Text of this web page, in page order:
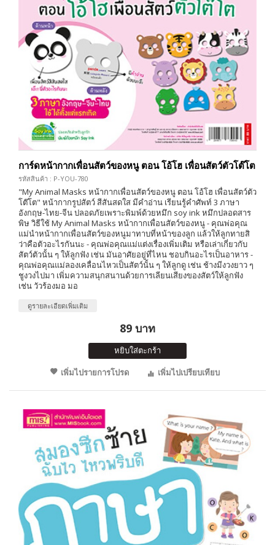
การ์ดหน้ากากเพื่อนสัตว์ของหนู ตอน โอ้โฮ เพื่อนสัตว์ตัวโต๊โต
รหัสสินค้า : P-YOU-780
"My Animal Masks หน้ากากเพื่อนสัตว์ของหนู ตอน โอ้โฮ เพื่อนสัตว์ตัว
โต๊โต" หน้ากากรูปสัตว์ สีสันสดใส มีคำอ่าน เรียนรู้คำศัพท์ 3 ภาษา
อังกฤษ-ไทย-จีน ปลอดภัยเพราะพิมพ์ด้วยหมึก soy ink หมึกปลอดสาร
พิษ วิธีใช้ My Animal Masks หน้ากากเพื่อนสัตว์ของหนู - คุณพ่อคุณ
แม่นำหน้ากากเพื่อนสัตว์ของหนูมาทาบที่หน้าของลูก แล้วให้ลูกทายสิ
ว่าคือตัวอะไรกันนะ - คุณพ่อคุณแม่แต่งเรื่องเพิ่มเติม หรือเล่าเกี่ยวกับ
สัตว์ตัวนั้น ๆ ให้ลูกฟัง เช่น มันอาศัยอยู่ที่ไหน ชอบกินอะไรเป็นอาหาร -
คุณพ่อคุณแม่ลองเคลื่อนไหวเป็นสัตว์นั้น ๆ ให้ลูกดู เช่น ช้างมีงวงยาว ๆ
ชูงวงไปมา เพิ่มความสนุกสนานด้วยการเลียนเสียงของสัตว์ให้ลูกฟัง
เช่น วัวร้องมอ มอ
ดูรายละเอียดเพิ่มเติม
89 บาท
หยิบใส่ตะกร้า
เพิ่มไปรายการโปรด
เพิ่มไปเปรียบเทียบ